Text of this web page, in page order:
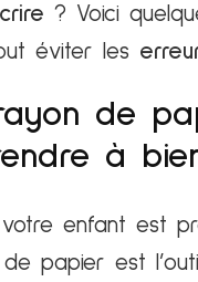
? Voici
éviter les
de
à
enfant est
papier est